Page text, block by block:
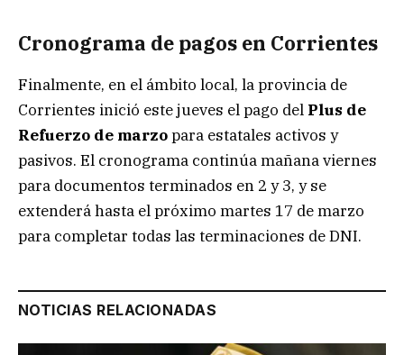
Cronograma de pagos en Corrientes
Finalmente, en el ámbito local, la provincia de
Corrientes inició este jueves el pago del Plus de
Refuerzo de marzopara estatales activos y
pasivos. El cronograma continúa mañana viernes
para documentos terminados en 2 y 3, y se
extenderá hasta el próximo martes 17 de marzo
para completar todas las terminaciones de DNI.
NOTICIAS RELACIONADAS